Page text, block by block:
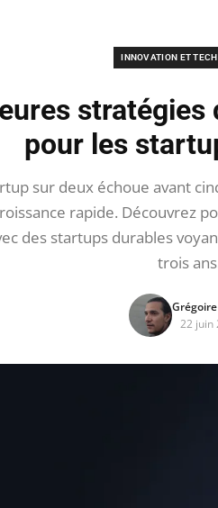
INNOVATION ET
stratégies
pour les
sur deux échoue avant
rapide. Découvrez
des startups durables
trois
22 juin